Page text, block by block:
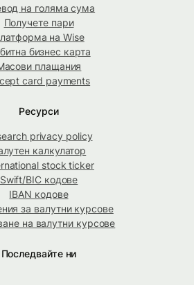
на голяма сума
Получете пари
на Wise
бизнес карта
плащания
card payments
Ресурси
privacy policy
калкулатор
stock ticker
Swift/BIC кодове
IBAN кодове
за валутни курсове
на валутни курсове
Последвайте ни